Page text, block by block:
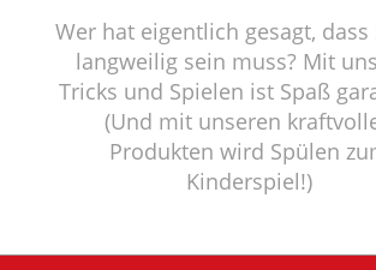
Wer hat eigentlich gesagt, dass
langweilig sein muss? Mit
Tricks und Spielen ist Spaß
(Und mit unseren
Produkten wird Spülen
Kinderspiel!)